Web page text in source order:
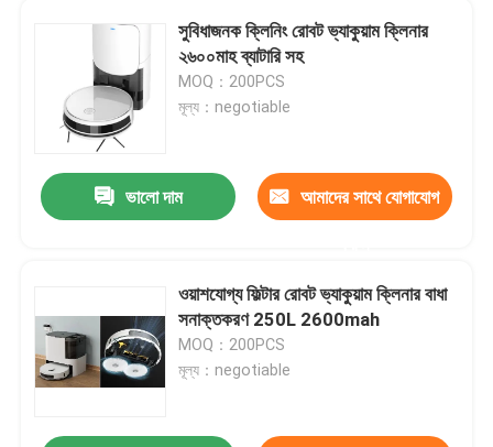
পণ্য
সুবিধাজনক ক্লিনিং রোবট ভ্যাকুয়াম ক্লিনার
২৬০০মাহ ব্যাটারি সহ
MOQ：200PCS
মূল্য：negotiable
ভালো দাম আমাদের সাথে যোগাযোগ
ওয়াশযোগ্য ফিল্টার রোবট ভ্যাকুয়াম ক্লিনার বাধা
সনাক্তকরণ 250L 2600mah
MOQ：200PCS
মূল্য：negotiable